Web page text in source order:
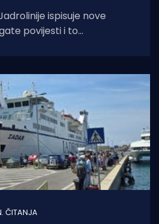
ispisuje nove
povijesti i to
ČITANJA